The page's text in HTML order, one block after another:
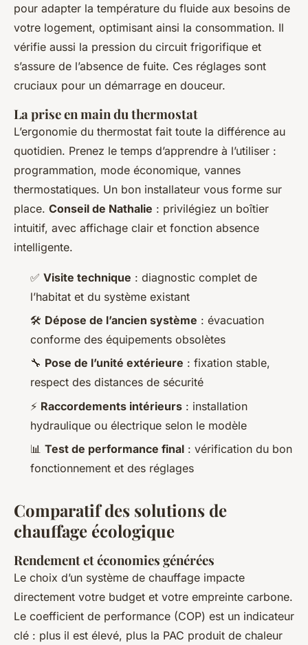
pour adapter la température du fluide aux besoins de
votre logement, optimisant ainsi la consommation. Il
vérifie aussi la pression du circuit frigorifique et
s’assure de l’absence de fuite. Ces réglages sont
cruciaux pour un démarrage en douceur.
La prise en main du thermostat
L’ergonomie du thermostat fait toute la différence au
quotidien. Prenez le temps d’apprendre à l’utiliser :
programmation, mode économique, vannes
thermostatiques. Un bon installateur vous forme sur
place. Conseil de Nathalie : privilégiez un boîtier
intuitif, avec affichage clair et fonction absence
intelligente.
✅ Visite technique : diagnostic complet de
l’habitat et du système existant
🛠️ Dépose de l’ancien système : évacuation
conforme des équipements obsolètes
🔧 Pose de l’unité extérieure : fixation stable,
respect des distances de sécurité
⚡ Raccordements intérieurs : installation
hydraulique ou électrique selon le modèle
📊 Test de performance final : vérification du bon
fonctionnement et des réglages
Comparatif des solutions de
chauffage écologique
Rendement et économies générées
Le choix d’un système de chauffage impacte
directement votre budget et votre empreinte carbone.
Le coefficient de performance (COP) est un indicateur
clé : plus il est élevé, plus la PAC produit de chaleur